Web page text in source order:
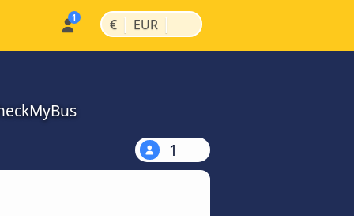
€ | EUR |
1